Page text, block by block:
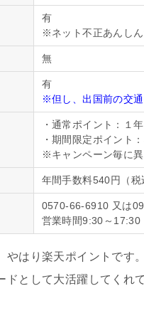
有
※ネット不正あんしん
無
有
※但し、出国前の交
・通常ポイント：１年
・期間限定ポイント
※キャンペーン毎に異
年間手数料540円（税
0570-66-6910 又は
営業時間9:30～17:30
やはり楽天ポイントです
ドとして大活躍してくれ